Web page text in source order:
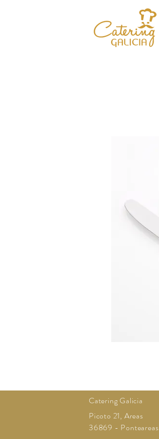
Catering Galicia
Picoto 21, Areas
36869 - Ponteareas